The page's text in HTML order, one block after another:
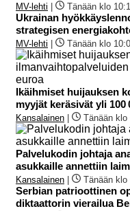
MV-lehti Tänään klo
Ukrainan
strategisen
MV-lehti Tänään klo
Ikäihmiset huijauksen
myyjät keräsivät yli 100
Kansalainen Tänään klo
Palvelukodin johtaja
asukkaille annettiin
Kansalainen Tänään klo
Serbian patrioottinen
diktaattorin vierailua